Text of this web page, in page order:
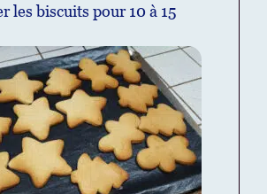
les biscuits pour 10 à 15